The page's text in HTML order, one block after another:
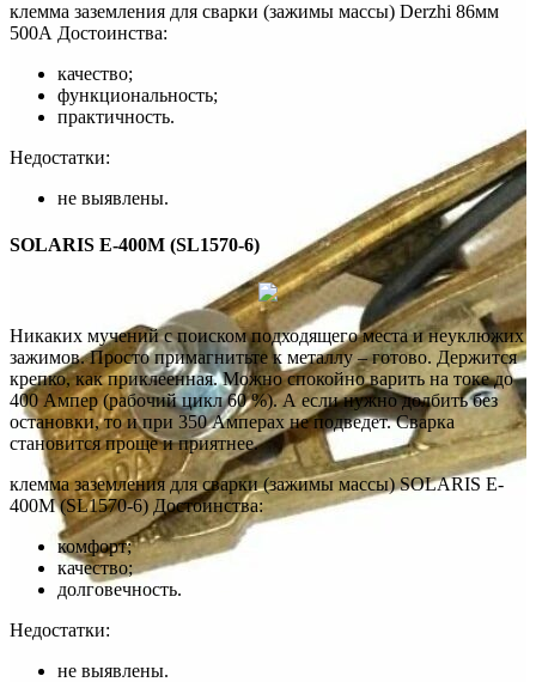
клемма заземления для сварки (зажимы массы) Derzhi 86мм
500А Достоинства:
качество;
функциональность;
практичность.
Недостатки:
не выявлены.
SOLARIS E-400M (SL1570-6)
Никаких мучений с поиском подходящего места и неуклюжих
зажимов. Просто примагнитьте к металлу – готово. Держится
крепко, как приклеенная. Можно спокойно варить на токе до
400 Ампер (рабочий цикл 60 %). А если нужно долбить без
остановки, то и при 350 Амперах не подведет. Сварка
становится проще и приятнее.
клемма заземления для сварки (зажимы массы) SOLARIS E-
400M (SL1570-6) Достоинства:
комфорт;
качество;
долговечность.
Недостатки:
не выявлены.